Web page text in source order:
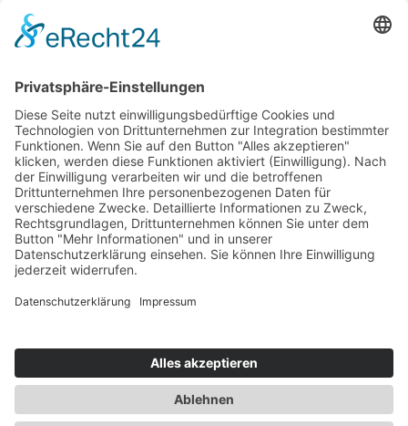
Jetzt vernetzen!
Die ESB auf LinkedIn
Newsletter abonnieren
Events
360° ENTERTAINMENT
eps ARENA SUMMIT
FANCOMMERCE FORUM
MARKENFESTIVAL
Markenforum
SCHWEIZER MARKENKONGRESS
SPORT.FORUM.SCHWEIZ
SPORT.TOURISMUS.FORUM